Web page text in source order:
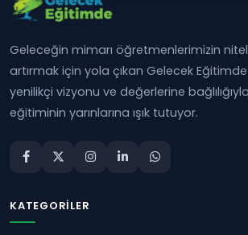
Geleceğin mimarı öğretmenlerimizin
artırmak için yola çıkan Gelecek
yenilikçi vizyonu ve değerlerine
eğitiminin yarınlarına ışık tutuyor.
KATEGORILER